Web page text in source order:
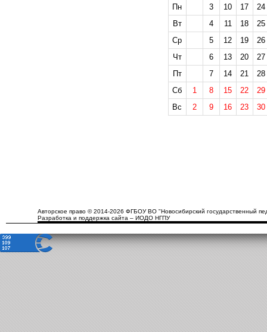
Пн
3 10 17
24
Вт
4 11 18
25
Ср
5 12 19
26
Чт
6 13 20
27
Пт
7 14 21
28
Сб
1 8 15 22
29
Вс
2 9 16 23 30
Авторское право © 2014-2026 ФГБОУ ВО "Новосибирский государственный
Разработка и поддержка сайта – ИОДО НГПУ